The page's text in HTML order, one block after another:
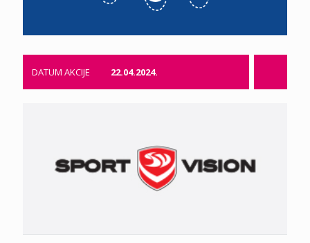
DATUM AKCIJE 22.04.2024.